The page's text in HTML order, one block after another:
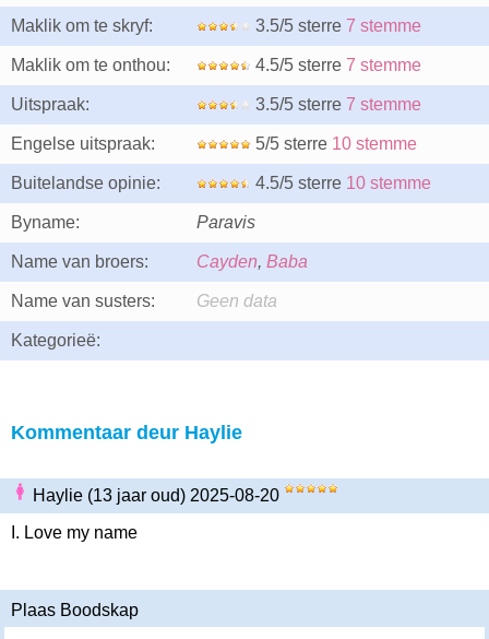
Maklik om te skryf: 3.5/5 sterre 7 stemme
Maklik om te onthou: 4.5/5 sterre 7 stemme
Uitspraak: 3.5/5 sterre 7 stemme
Engelse uitspraak: 5/5 sterre 10 stemme
Buitelandse opinie: 4.5/5 sterre 10 stemme
Byname: Paravis
Name van broers: Cayden, Baba
Name van susters: Geen data
Kategorieë:
Kommentaar deur Haylie
Haylie (13 jaar oud) 2025-08-20
I. Love my name
Plaas Boodskap